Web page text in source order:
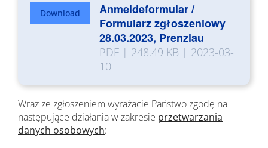
Download
Anmeldeformular /
Formularz zgłoszeniowy
28.03.2023, Prenzlau
PDF | 248.49 KB | 2023-03-
10
Wraz ze zgłoszeniem wyrażacie Państwo zgodę na
następujące działania w zakresie przetwarzania
danych osobowych: